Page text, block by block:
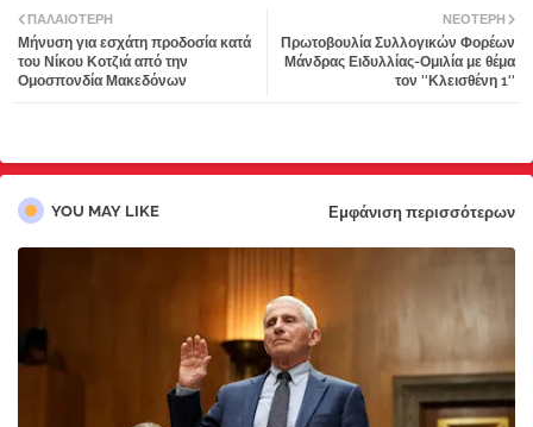
tter atsa
ΝΕΌΤΕΡΗ
Πρωτοβουλία Συλλογικών Φορέων
Μάνδρας Ειδυλλίας-Ομιλία με θέμα
τον ''Κλεισθένη 1''
ΠΑΛΑΙΌΤΕΡΗ
Μήνυση για εσχάτη προδοσία κατά
του Νίκου Κοτζιά από την
Ομοσπονδία Μακεδόνων
YOU MAY LIKE Εμφάνιση περισσότερων